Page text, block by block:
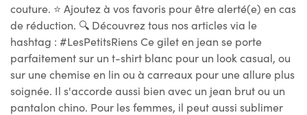
couture. ⭐ Ajoutez à vos favoris pour être alerté(e) en cas
de réduction. 🔍 Découvrez tous nos articles via le
hashtag : #LesPetitsRiens Ce gilet en jean se porte
parfaitement sur un t-shirt blanc pour un look casual, ou
sur une chemise en lin ou à carreaux pour une allure plus
soignée. Il s'accorde aussi bien avec un jean brut ou un
pantalon chino. Pour les femmes, il peut aussi sublimer